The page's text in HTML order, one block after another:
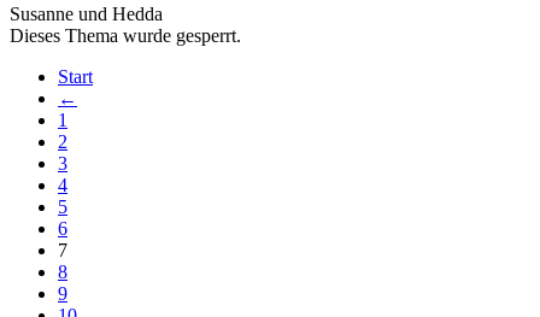
Susanne und Hedda
Dieses Thema wurde gesperrt.
Start
←
1
2
3
4
5
6
7
8
9